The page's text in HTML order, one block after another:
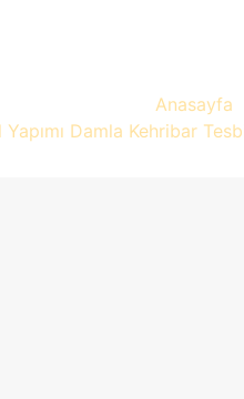
Anasayfa
Damla Kehribar